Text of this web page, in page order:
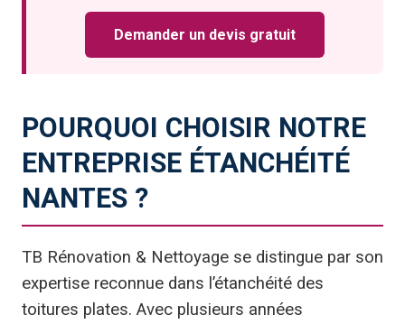
Demander un devis gratuit
POURQUOI CHOISIR NOTRE
ENTREPRISE ÉTANCHÉITÉ
NANTES ?
TB Rénovation & Nettoyage se distingue par son
expertise reconnue dans l’étanchéité des
toitures plates. Avec plusieurs années